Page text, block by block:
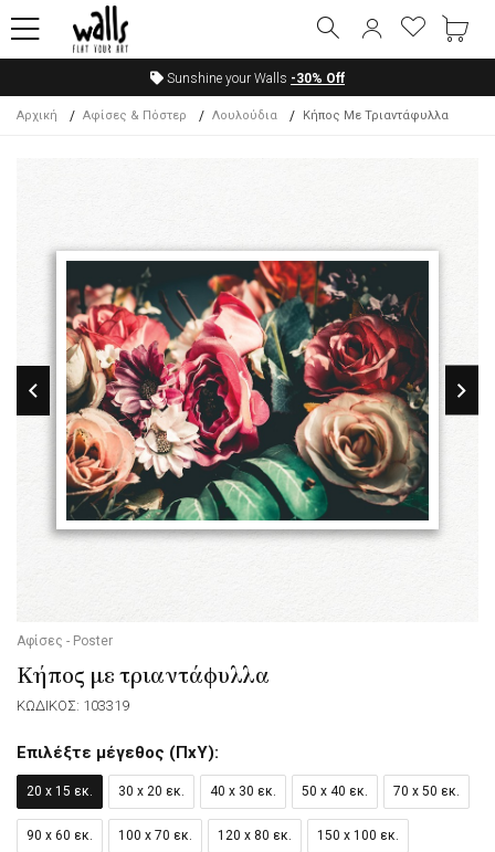
Sunshine your Walls -30% Off
Αρχική Αφίσες & Πόστερ Λουλούδια Κήπος Με Τριαντάφυλλα
Αφίσες - Poster
Κήπος με τριαντάφυλλα
ΚΩΔΙΚΟΣ: 103319
Επιλέξτε μέγεθος (ΠxΥ):
20 x 15 εκ. 30 x 20 εκ. 40 x 30 εκ. 50 x 40 εκ. 70 x 50 εκ.
90 x 60 εκ. 100 x 70 εκ. 120 x 80 εκ. 150 x 100 εκ.